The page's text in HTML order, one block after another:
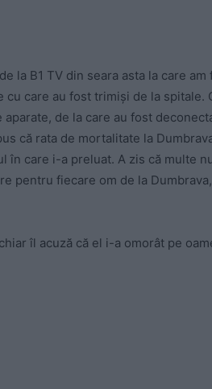
la B1 TV din seara asta la care
care au fost trimiși de la spitale.
de la care au fost
că rata de mortalitate la
în care i-a preluat. A zis că multe
pentru fiecare om de la
îl acuză că el i-a omorât pe